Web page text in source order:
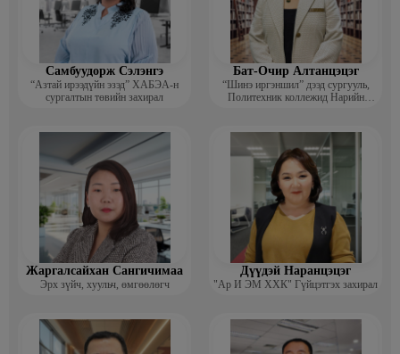
Самбуудорж Сэлэнгэ
“Азтай ирээдүйн эзэд” ХАБЭА-н
сургалтын төвийн захирал
Бат-Очир Алтанцэцэг
“Шинэ иргэншил” дээд сургууль,
Политехник коллежид Нарийн
багш
Жаргалсайхан Сангичимаа
Эрх зүйч, хуульч, өмгөөлөгч
Дүүдэй Наранцэцэг
"Ар И ЭМ ХХК" Гүйцэтгэх захирал